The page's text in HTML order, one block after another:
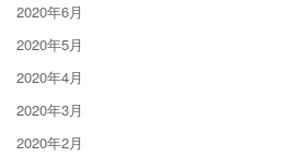
2020年6月
2020年5月
2020年4月
2020年3月
2020年2月